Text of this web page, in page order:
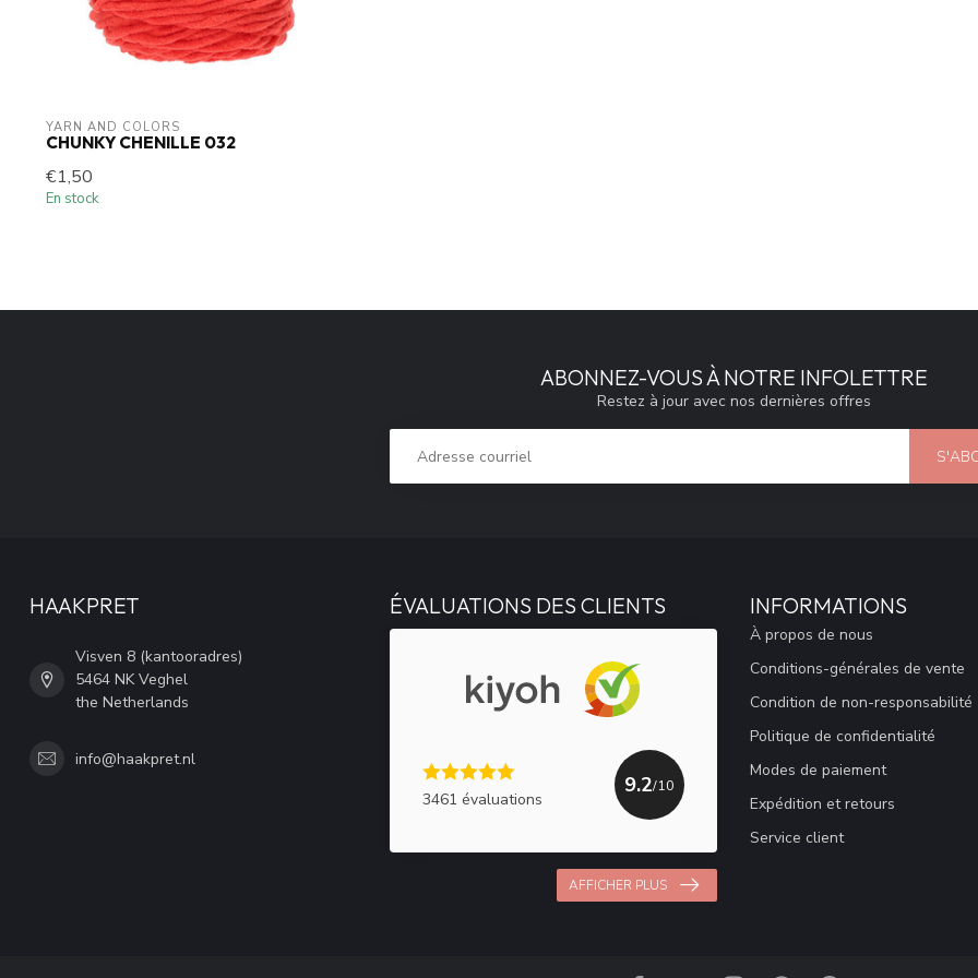
YARN AND COLORS
CHUNKY CHENILLE 032
€1,50
En stock
ABONNEZ-VOUS À NOTRE INFOLETTRE
Restez à jour avec nos dernières offres
HAAKPRET
Visven 8 (kantooradres)
5464 NK Veghel
the Netherlands
info@haakpret.nl
ÉVALUATIONS DES CLIENTS
3461 évaluations
9.2/10
AFFICHER PLUS
INFORMATIONS
À propos de nous
Conditions-générales de vente
Condition de non-responsabilité
Politique de confidentialité
Modes de paiement
Expédition et retours
Service client